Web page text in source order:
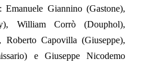
Emanuele Giannino (Gastone),
William Corrò (Douphol),
Capovilla (Giuseppe),
e Giuseppe Nicodemo